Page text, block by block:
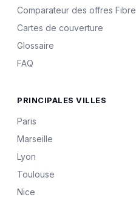
Comparateur des offres Fibre
Cartes de couverture
Glossaire
FAQ
PRINCIPALES VILLES
Paris
Marseille
Lyon
Toulouse
Nice